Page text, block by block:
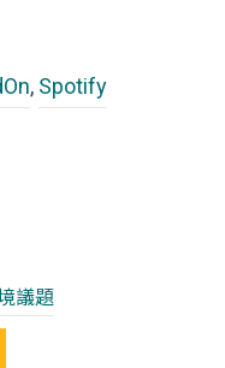
, Spotify
議題